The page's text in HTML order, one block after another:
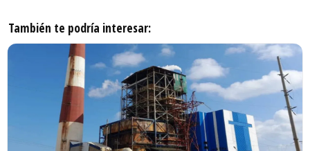
También te podría interesar: